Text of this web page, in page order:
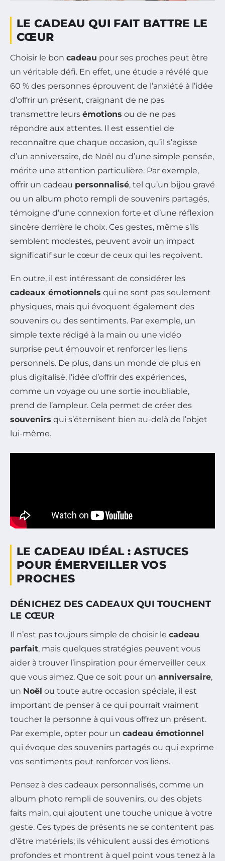
LE CADEAU QUI FAIT BATTRE LE
CŒUR
Choisir le bon cadeau pour ses proches peut être
un véritable défi. En effet, une étude a révélé que
60 % des personnes éprouvent de l’anxiété à l’idée
d’offrir un présent, craignant de ne pas
transmettre leurs émotions ou de ne pas
répondre aux attentes. Il est essentiel de
reconnaître que chaque occasion, qu’il s’agisse
d’un anniversaire, de Noël ou d’une simple pensée,
mérite une attention particulière. Par exemple,
offrir un cadeau personnalisé, tel qu’un bijou gravé
ou un album photo rempli de souvenirs partagés,
témoigne d’une connexion forte et d’une réflexion
sincère derrière le choix. Ces gestes, même s’ils
semblent modestes, peuvent avoir un impact
significatif sur le cœur de ceux qui les reçoivent.
En outre, il est intéressant de considérer les
cadeaux émotionnels qui ne sont pas seulement
physiques, mais qui évoquent également des
souvenirs ou des sentiments. Par exemple, un
simple texte rédigé à la main ou une vidéo
surprise peut émouvoir et renforcer les liens
personnels. De plus, dans un monde de plus en
plus digitalisé, l’idée d’offrir des expériences,
comme un voyage ou une sortie inoubliable,
prend de l’ampleur. Cela permet de créer des
souvenirs qui s’éternisent bien au-delà de l’objet
lui-même.
LE CADEAU IDÉAL : ASTUCES
POUR ÉMERVEILLER VOS
PROCHES
DÉNICHEZ DES CADEAUX QUI TOUCHENT
LE CŒUR
Il n’est pas toujours simple de choisir le cadeau
parfait, mais quelques stratégies peuvent vous
aider à trouver l’inspiration pour émerveiller ceux
que vous aimez. Que ce soit pour un anniversaire,
un Noël ou toute autre occasion spéciale, il est
important de penser à ce qui pourrait vraiment
toucher la personne à qui vous offrez un présent.
Par exemple, opter pour un cadeau émotionnel
qui évoque des souvenirs partagés ou qui exprime
vos sentiments peut renforcer vos liens.
Pensez à des cadeaux personnalisés, comme un
album photo rempli de souvenirs, ou des objets
faits main, qui ajoutent une touche unique à votre
geste. Ces types de présents ne se contentent pas
d’être matériels; ils véhiculent aussi des émotions
profondes et montrent à quel point vous tenez à la